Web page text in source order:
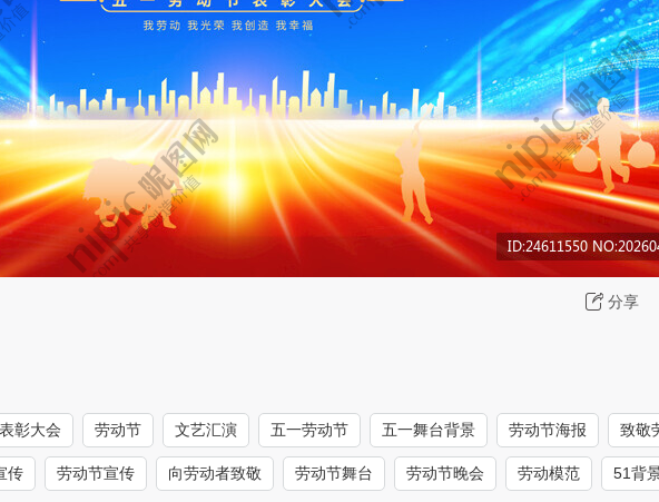
分享
彰大会 劳动节 文艺汇演 五一劳动节 五一舞台背景 劳动节海报 致敬
传 劳动节宣传 向劳动者致敬 劳动节舞台 劳动节晚会 劳动模范 51背